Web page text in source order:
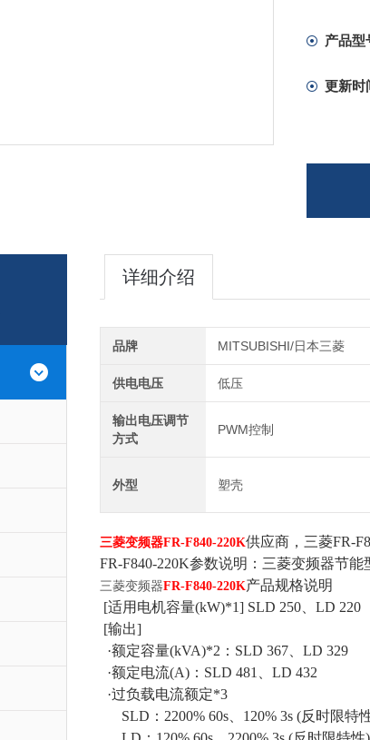
·电源
产品型
更新时
详细介绍
品牌 MITSUBISHI/日本三菱
供电电压 低压
输出电压调节
方式
PWM控制
外型 塑壳
三菱变频器FR-F840-220K供应商，三菱FR-
FR-F840-220K参数说明：三菱变频器节
三菱变频器FR-F840-220K产品规格说明
[适用电机容量(kW)*1] SLD 250、LD 220
[输出]
·额定容量(kVA)*2：SLD 367、LD 329
·额定电流(A)：SLD 481、LD 432
·过负载电流额定*3
SLD：2200% 60s、120% 3s (反时限特